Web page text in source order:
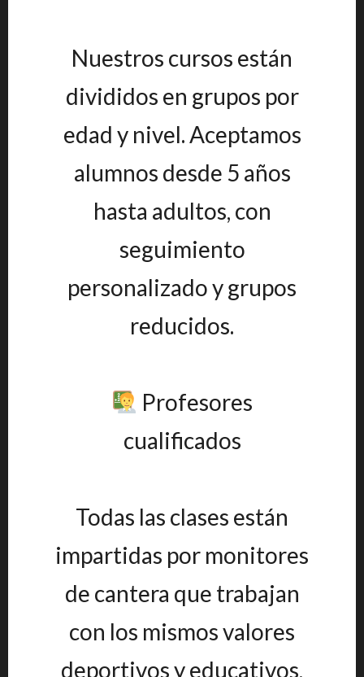
Nuestros cursos están
divididos en grupos por
edad y nivel. Aceptamos
alumnos desde 5 años
hasta adultos, con
seguimiento
personalizado y grupos
reducidos.
Profesores
cualificados
Todas las clases están
impartidas por monitores
de cantera que trabajan
con los mismos valores
deportivos y educativos,